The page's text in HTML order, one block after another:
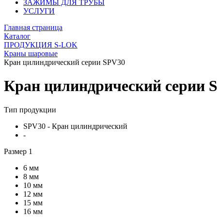
ЗАЖИМЫ ДЛЯ ТРУБЫ
УСЛУГИ
Главная страница
Каталог
ПРОДУКЦИЯ S-LOK
Краны шаровые
Кран цилиндрический серии SPV30
Кран цилиндрический серии
Тип продукции
SPV30 - Кран цилиндрический
-
Размер 1
6 мм
8 мм
10 мм
12 мм
15 мм
16 мм